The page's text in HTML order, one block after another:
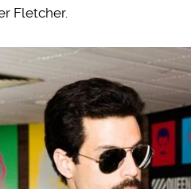
Fletcher.